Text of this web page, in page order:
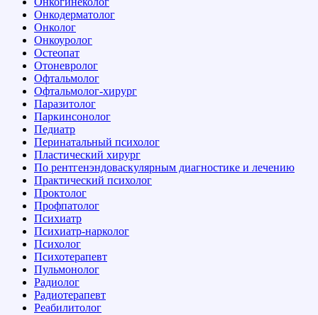
Онкодерматолог
Онколог
Онкоуролог
Остеопат
Отоневролог
Офтальмолог
Офтальмолог-хирург
Паразитолог
Паркинсонолог
Педиатр
Перинатальный психолог
Пластический хирург
По рентгенэндоваскулярным диагностике и лечению
Практический психолог
Проктолог
Профпатолог
Психиатр
Психиатр-нарколог
Психолог
Психотерапевт
Пульмонолог
Радиолог
Радиотерапевт
Реабилитолог